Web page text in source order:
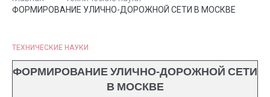
ФОРМИРОВАНИЕ УЛИЧНО-ДОРОЖНОЙ СЕТИ В МОСКВЕ
ТЕХНИЧЕСКИЕ НАУКИ
ФОРМИРОВАНИЕ УЛИЧНО-ДОРОЖНОЙ СЕТИ
В МОСКВЕ